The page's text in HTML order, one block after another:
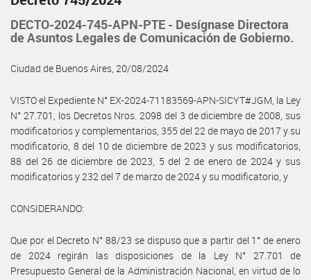
DECTO-2024-745-APN-PTE - Desígnase Directora
de Asuntos Legales de Comunicación de Gobierno.
Ciudad de Buenos Aires, 20/08/2024
VISTO el Expediente N° EX-2024-71183569-APN-SICYT#JGM, la Ley
N° 27.701, los Decretos Nros. 2098 del 3 de diciembre de 2008, sus
modificatorios y complementarios, 355 del 22 de mayo de 2017 y su
modificatorio, 8 del 10 de diciembre de 2023 y sus modificatorios,
88 del 26 de diciembre de 2023, 5 del 2 de enero de 2024 y sus
modificatorios y 232 del 7 de marzo de 2024 y su modificatorio, y
CONSIDERANDO:
Que por el Decreto N° 88/23 se dispuso que a partir del 1° de enero
de 2024 regirán las disposiciones de la Ley N° 27.701 de
Presupuesto General de la Administración Nacional, en virtud de lo